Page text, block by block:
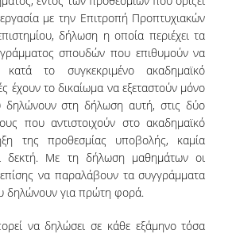
ΠΙΣΤΟΠΟΙΗΣΕΙΣ ΚΑΙ ΕΠΑΓΓΕΛΜΑΤΙΚΕΣ
ΔΙΑΣΥΝΔΕΣΗΣ - ΕΝΤΑΞΗ ΣΤΗΝ
ΕΡΓΑΣΙΑΣ
ΠΤΥΧΙΟΥΧΩΝ
ΑΝΑΚΟΙΝΩΣΕΙΣ
ΜΑΘΗΜΑΤΩΝ
με την Επιτροπή Προπτυχιακών
δήλωση η οποία περιέχει τα
σπουδών που επιθυμούν να
κατά το συγκεκριμένο ακαδημαϊκό
έχουν το δικαίωμα να εξεταστούν μόνο
στη δήλωση αυτή, στις δύο
που αντιστοιχούν στο ακαδημαϊκό
της προθεσμίας υποβολής, καμία
δεκτή. Με τη δήλωση μαθημάτων οι
να παραλάβουν τα συγγράμματα
δηλώνουν για πρώτη φορά.
να δηλώσει σε κάθε εξάμηνο τόσα